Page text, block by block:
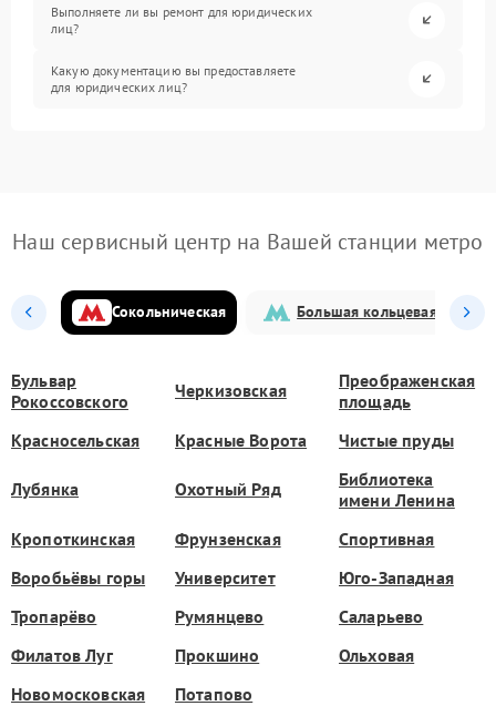
Выполняете ли вы ремонт для юридических
лиц?
Какую документацию вы предоставляете
для юридических лиц?
Наш сервисный центр на Вашей станции метро
Сокольническая Большая кольцевая
Бульвар
Рокоссовского
Черкизовская
Преображенская
площадь
Красносельская
Красные Ворота Чистые пруды
Лубянка Охотный Ряд
Библиотека
имени Ленина
Кропоткинская
Фрунзенская
Спортивная
Воробьёвы горы
Университет
Юго-Западная
Тропарёво
Румянцево
Саларьево
Филатов Луг
Прокшино
Ольховая
Новомосковская
Потапово